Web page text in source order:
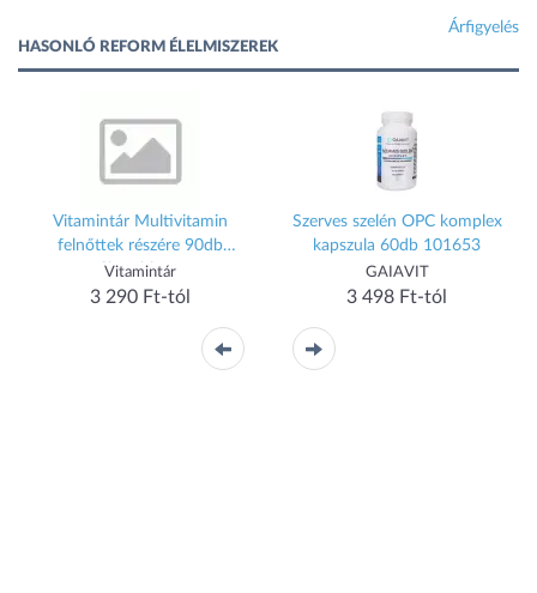
Árfigyelés
HASONLÓ REFORM ÉLELMISZEREK
Vitamintár Multivitamin
felnőttek részére 90db
filmtabletta
Vitamintár
3 290 Ft-tól
Szerves szelén OPC komplex
kapszula 60db 101653
GAIAVIT
3 498 Ft-tól